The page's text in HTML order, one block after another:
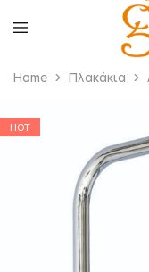
–
Home Πλακάκια
HOT